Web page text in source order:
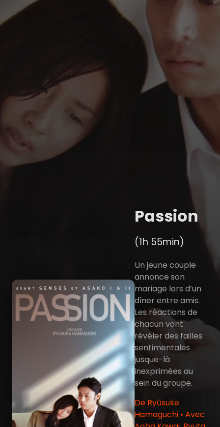
Passion
(1h 55min)
Un jeune couple
annonce son
mariage lors d’un
dîner entre amis.
Les réactions de
chacun vont
révéler des failles
sentimentales
jusque-là
inexprimées au
sein du groupe.
De Ryūsuke
Hamaguchi • Avec